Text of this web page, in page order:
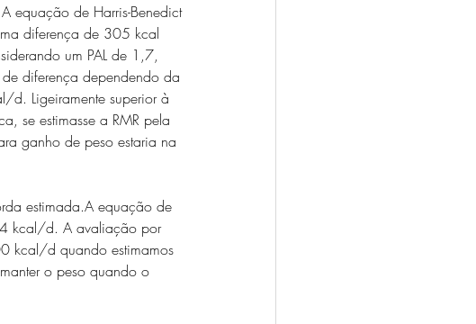
equação de Harris-Benedict
diferença de 305 kcal
um PAL de 1,7,
diferença dependendo da
Ligeiramente superior à
se estimasse a RMR pela
ganho de peso estaria na
estimada.A equação de
kcal/d. A avaliação por
kcal/d quando estimamos
o peso quando o